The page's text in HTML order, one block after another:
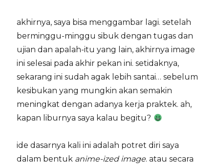
akhirnya, saya bisa menggambar lagi. setelah
berminggu-minggu sibuk dengan tugas dan
ujian dan apalah-itu yang lain, akhirnya image
ini selesai pada akhir pekan ini. setidaknya,
sekarang ini sudah agak lebih santai… sebelum
kesibukan yang mungkin akan semakin
meningkat dengan adanya kerja praktek. ah,
kapan liburnya saya kalau begitu?
ide dasarnya kali ini adalah potret diri saya
dalam bentuk anime-ized image. atau secara